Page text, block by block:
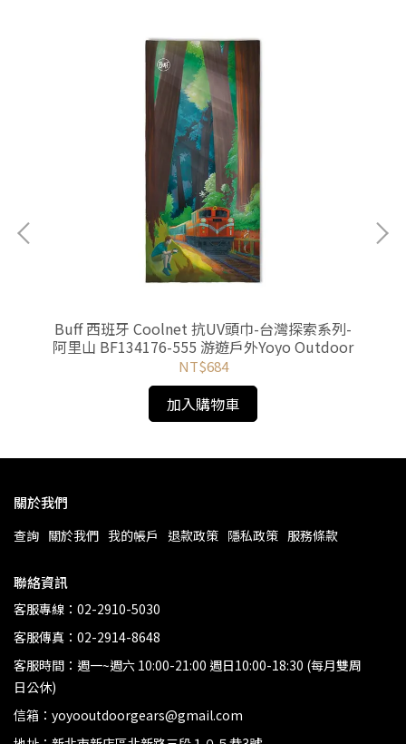
Buff 西班牙 Coolnet 抗UV頭巾-台灣探索系列-
阿里山 BF134176-555 游遊戶外Yoyo Outdoor
NT$684
加入購物車
關於我們
查詢 關於我們 我的帳戶 退款政策 隱私政策 服務條款
聯絡資訊
客服專線：02-2910-5030
客服傳真：02-2914-8648
客服時間：週一~週六 10:00-21:00 週日10:00-18:30 (每月雙周
日公休)
信箱：yoyooutdoorgears@gmail.com